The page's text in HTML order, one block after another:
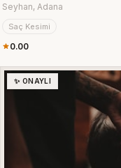
Seyhan, Adana
Saç Kesimi
0.00
✨ ONAYLI